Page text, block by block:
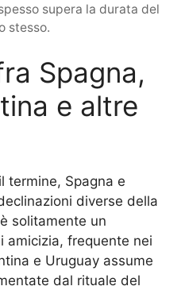
supera la durata del
stesso.
Spagna,
e altre
termine, Spagna e
diverse della
solitamente un
amicizia, frequente nei
e Uruguay assume
dal rituale del